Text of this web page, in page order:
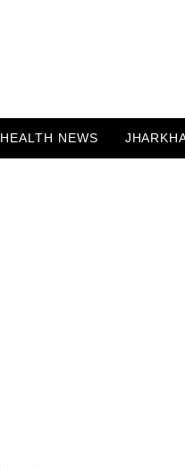
HEALTH NEWS